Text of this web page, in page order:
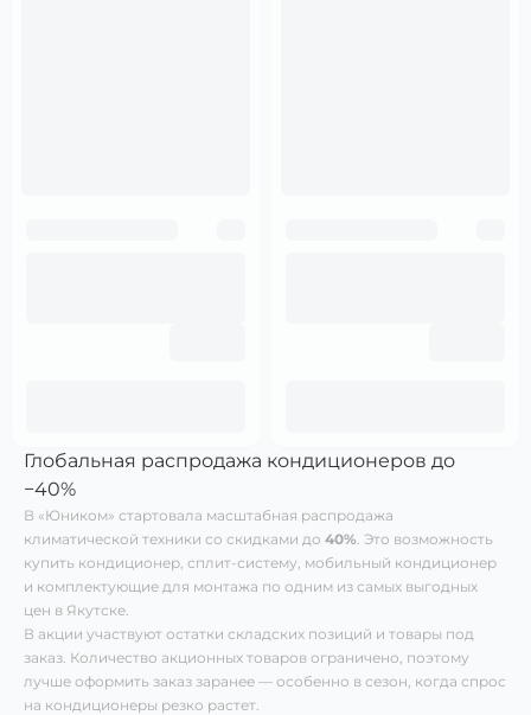
Глобальная распродажа кондиционеров до
−40%
В «Юником» стартовала масштабная распродажа
климатической техники со скидками до 40%. Это возможность
купить кондиционер, сплит-систему, мобильный кондиционер
и комплектующие для монтажа по одним из самых выгодных
цен в Якутске.
В акции участвуют остатки складских позиций и товары под
заказ. Количество акционных товаров ограничено, поэтому
лучше оформить заказ заранее — особенно в сезон, когда спрос
на кондиционеры резко растет.